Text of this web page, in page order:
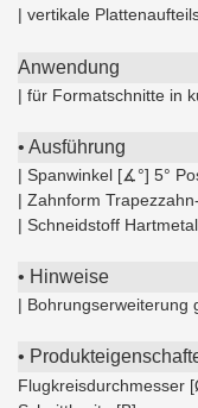
| vertikale
Anwendung
| für Formatschnitte in
• Ausführung
| Spanwinkel [∡°] 5°
| Zahnform
| Schneidstoff
• Hinweise
| Bohrungserweiterung
•
Flugkreisdurchmesser